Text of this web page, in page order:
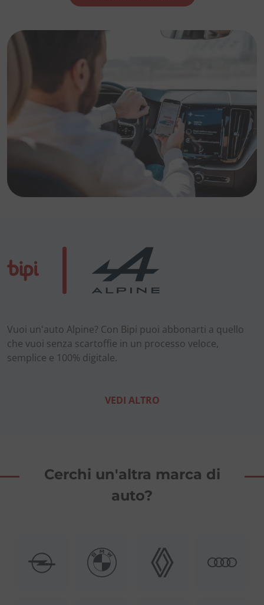
Vuoi un'auto Alpine? Con Bipi puoi abbonarti a quello
che vuoi senza scartoffie in un processo veloce,
semplice e 100% digitale.
VEDI ALTRO
Cerchi un'altra marca di
auto?